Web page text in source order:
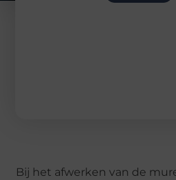
Bij het afwerken van de